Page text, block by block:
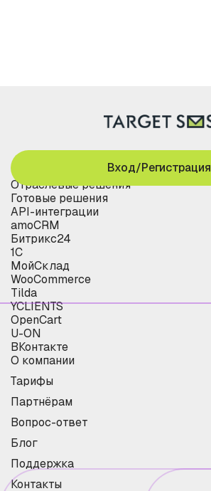
Отраслевые решения
Готовые решения
API-интеграции
amoCRM
Битрикс24
1С
МойСклад
WooCommerce
Tilda
YCLIENTS
OpenCart
U-ON
ВКонтакте
О компании
Тарифы
Партнёрам
Вопрос-ответ
Блог
Поддержка
Контакты
Вход/Регистрация